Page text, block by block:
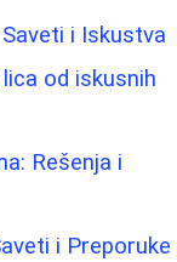
i Iskustva
od iskusnih
Rešenja i
i Preporuke